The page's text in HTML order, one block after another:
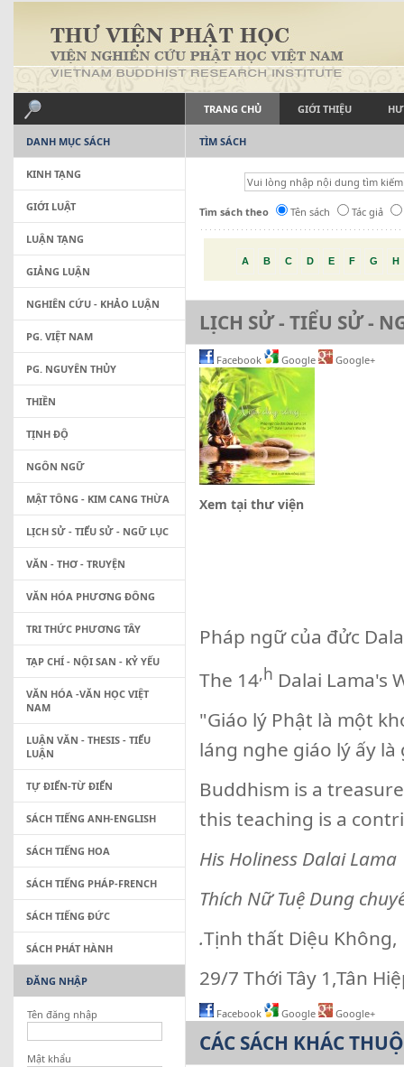
TRANG CHỦ GIỚI THIỆU
TÌM SÁCH
Tìm sách theo Tên sách Tác giả
A B C D E F G H
LỊCH SỬ - TIỂU SỬ -
Facebook Google Google+
Xem tại thư viện
Pháp ngữ của đửc
The 14,h Dalai Lama's
"Giáo lý Phật là một
láng nghe giáo lý ấy
Buddhism is a
this teaching is a
His Holiness Dalai Lama
Thích Nữ Tuệ Dung
.Tịnh thất Diệu Không,
29/7 Thới Tây 1,Tân
Facebook Google Google+
CÁC SÁCH KHÁC
DANH MỤC SÁCH
KINH TẠNG
GIỚI LUẬT
LUẬN TẠNG
GIẢNG LUẬN
NGHIÊN CỨU - KHẢO LUẬN
PG. VIỆT NAM
PG. NGUYÊN THỦY
THIỀN
TỊNH ĐỘ
NGÔN NGỮ
MẬT TÔNG - KIM CANG THỪA
LỊCH SỬ - TIỂU SỬ - NGỮ LỤC
VĂN - THƠ - TRUYỆN
VĂN HÓA PHƯƠNG ĐÔNG
TRI THỨC PHƯƠNG TÂY
TẠP CHÍ - NỘI SAN - KỶ YẾU
VĂN HÓA -VĂN HỌC VIỆT
NAM
LUẬN VĂN - THESIS - TIỂU
LUẬN
TỰ ĐIỂN-TỪ ĐIỂN
SÁCH TIẾNG ANH-ENGLISH
SÁCH TIẾNG HOA
SÁCH TIẾNG PHÁP-FRENCH
SÁCH TIẾNG ĐỨC
SÁCH PHÁT HÀNH
ĐĂNG NHẬP
Tên đăng nhập
Mật khẩu